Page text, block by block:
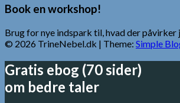
Book en workshop!
Brug for nye indspark til, hvad der
© 2026 TrineNebel.dk | Theme: Simple
Gratis ebog (70 sider)
om bedre taler